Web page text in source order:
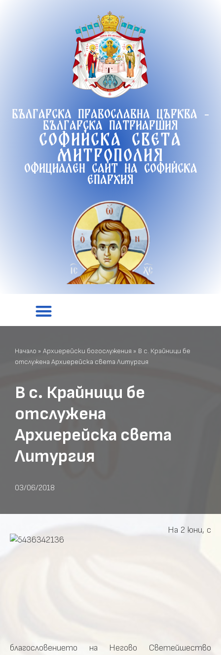
Българска православна църква -
Българска патриаршия
Софийска света
митрополия
Официален сайт на софийска
епархия
Начало » Архиерейски богослужения » В с. Крайници бе
отслужена Архиерейска света Литургия
В с. Крайници бе
отслужена
Архиерейска света
Литургия
03/06/2018
На 2 юни, с
благословението на Негово Светейшество